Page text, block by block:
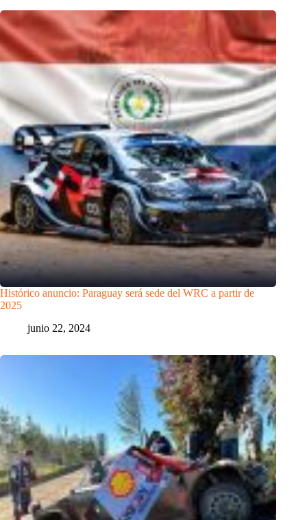
Histórico anuncio: Paraguay será sede del WRC a partir de
2025
junio 22, 2024